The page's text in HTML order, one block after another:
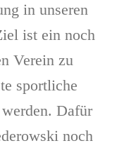
in unseren
ist ein noch
Verein zu
sportliche
Dafür
noch